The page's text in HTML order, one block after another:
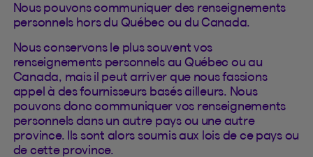
Nous pouvons communiquer des renseignements
personnels hors du Québec ou du Canada.
Nous conservons le plus souvent vos
renseignements personnels au Québec ou au
Canada, mais il peut arriver que nous fassions
appel à des fournisseurs basés ailleurs. Nous
pouvons donc communiquer vos renseignements
personnels dans un autre pays ou une autre
province. Ils sont alors soumis aux lois de ce pays ou
de cette province.